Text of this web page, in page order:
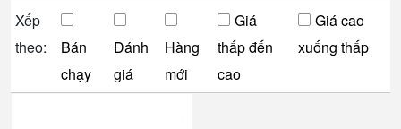
Xếp
theo:
Bán
chạy
Đánh
giá
Hàng
mới
Giá
thấp đến
cao
Giá cao
xuống thấp